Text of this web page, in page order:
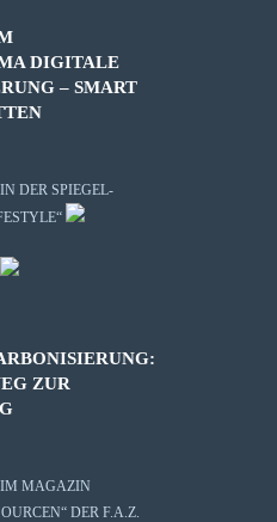
DIGITALE
– SMART
DER SPIEGEL-
ZUR
MAGAZIN
DER F.A.Z.